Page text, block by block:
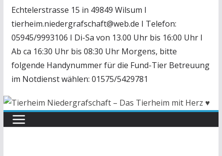
Echtelerstrasse 15 in 49849 Wilsum I
tierheim.niedergrafschaft@web.de I Telefon:
05945/9993106 I Di-Sa von 13.00 Uhr bis 16:00 Uhr I
Ab ca 16:30 Uhr bis 08:30 Uhr Morgens, bitte
folgende Handynummer für die Fund-Tier Betreuung
im Notdienst wählen: 01575/5429781